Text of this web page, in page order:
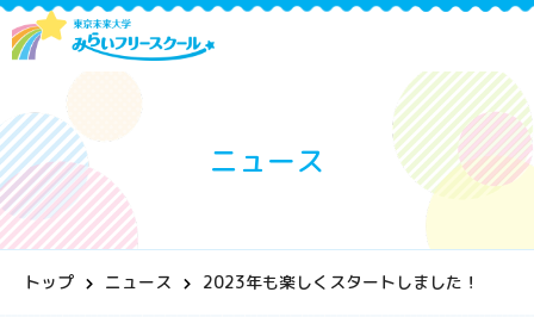
ニュース
トップ ニュース 2023年も楽しくスタートしました！